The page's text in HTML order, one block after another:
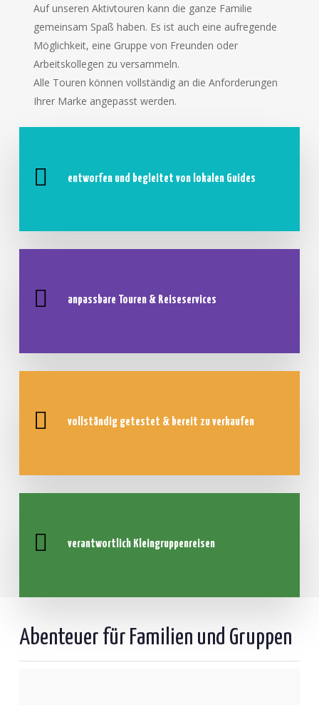
Auf unseren Aktivtouren kann die ganze Familie
gemeinsam Spaß haben. Es ist auch eine aufregende
Möglichkeit, eine Gruppe von Freunden oder
Arbeitskollegen zu versammeln.
Alle Touren können vollständig an die Anforderungen
Ihrer Marke angepasst werden.
entworfen und begleitet von lokalen Guides
anpassbare Touren & Reiseservices
vollständig getestet & bereit zu verkaufen
verantwortlich Kleingruppenreisen
Abenteuer für Familien und Gruppen